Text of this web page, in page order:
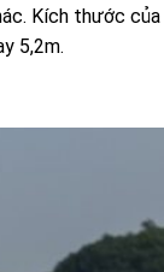
Kích thước của
5,2m.